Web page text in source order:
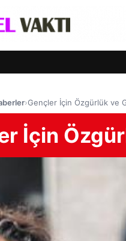
›Gençler İçin Özgürlük ve
İçin